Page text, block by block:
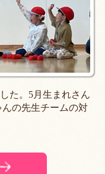
た。5月生まれさん
の先生チームの対